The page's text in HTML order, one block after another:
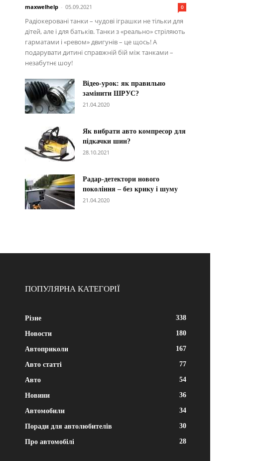
maxwelhelp - 05.09.2021 0
Радіокеровані танки – чудові іграшки не тільки для
дітей, але і для батьків. Танки з «реально» стріляють
гарматами і «ревом» двигунів – це щось! А
подарувати дитині справжній бій між танками –
незабутнє шоу!
Відео-урок: як правильно
замінити ШРУС?
21.04.2020
Як вибрати авто компресор для
підкачки шин?
28.10.2021
Радар-детектори нового
покоління – без крику і шуму
21.04.2020
ПОПУЛЯРНА КАТЕГОРІЇ
Різне 338
Новости 180
Автоприколи 167
Авто статті 77
Авто 54
Новини 36
Автомобили 34
Поради для автолюбителів 30
Про автомобілі 28